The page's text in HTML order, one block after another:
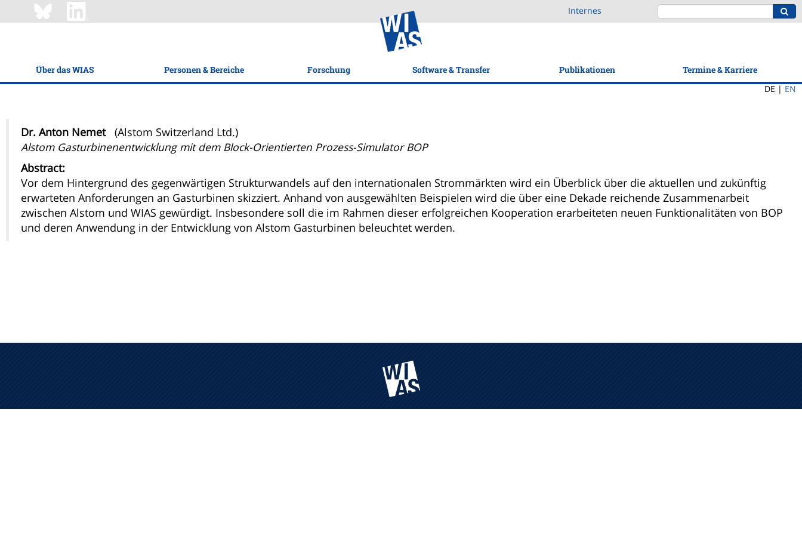
Internes
Über das WIAS Personen & Bereiche Forschung Software & Transfer Publikationen
Termine & Karriere
DE | EN
Dr. Anton Nemet (Alstom Switzerland Ltd.)
Alstom Gasturbinenentwicklung mit dem Block-Orientierten Prozess-Simulator BOP
Abstract:
Vor dem Hintergrund des gegenwärtigen Strukturwandels auf den internationalen Strommärkten wird ein Überblick über die aktuellen und zukünftig
erwarteten Anforderungen an Gasturbinen skizziert. Anhand von ausgewählten Beispielen wird die über eine Dekade reichende Zusammenarbeit
zwischen Alstom und WIAS gewürdigt. Insbesondere soll die im Rahmen dieser erfolgreichen Kooperation erarbeiteten neuen Funktionalitäten von BOP
und deren Anwendung in der Entwicklung von Alstom Gasturbinen beleuchtet werden.